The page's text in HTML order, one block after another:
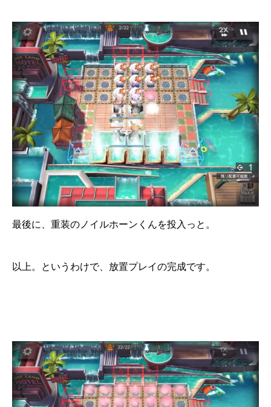
最後に、重装のノイルホーンくんを投入っと。
以上。というわけで、放置プレイの完成です。